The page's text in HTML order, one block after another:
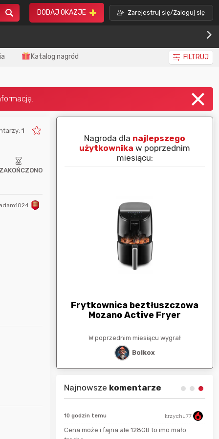
DODAJ OKAZJE Zarejestruj się/Zaloguj się
Katalog nagród FILTRUJ
1
ZAKOŃCZONO
adam1024
wygrał
Nagroda dla najlepszego
użytkownika w poprzednim
miesiącu:
Frytkownica beztłuszczowa
Mozano Active Fryer
W poprzednim miesiącu wygrał
Bolkox
Najnowsze komentarze
10 godzin temu krzychu77
Cena może i fajna ale 128GB to imo mało